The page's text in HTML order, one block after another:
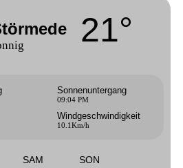
21°
Sonnenuntergang
09:04 PM
Windgeschwindigkeit
10.1Km/h
SAM SON